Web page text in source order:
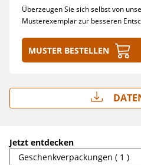
Überzeugen Sie sich selbst von
Musterexemplar zur besseren
Muster bestellen
Jetzt entdecken